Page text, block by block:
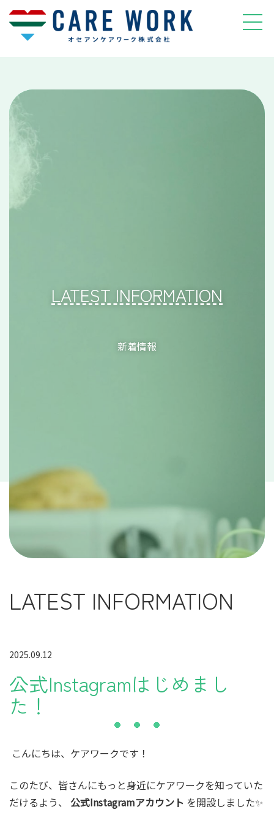
LATEST INFORMATION
新着情報
LATEST INFORMATION
2025.09.12
公式Instagramはじめまし
た！
こんにちは、ケアワークです！
このたび、皆さんにもっと身近にケアワークを知っていた
だけるよう、 公式Instagramアカウント を開設しました✨